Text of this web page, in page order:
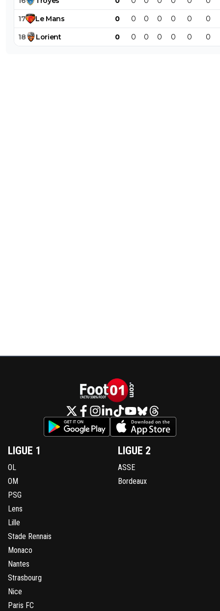
17 Le Mans 0 0 0 0 0 0 0
18 Lorient 0 0 0 0 0 0 0
LIGUE 1
OL
OM
PSG
Lens
Lille
Stade Rennais
Monaco
Nantes
Strasbourg
Nice
Paris FC
LIGUE 2
ASSE
Bordeaux